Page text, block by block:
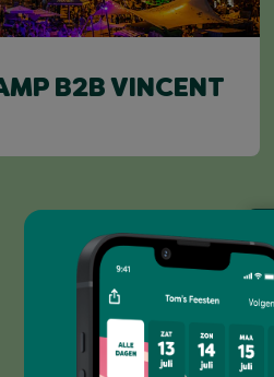
B2B VINCENT